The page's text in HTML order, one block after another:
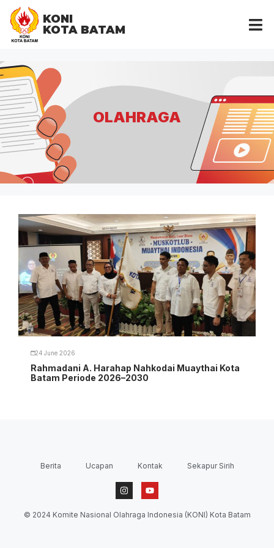
KONI
KOTA BATAM
OLAHRAGA
24 June 2026
Rahmadani A. Harahap Nahkodai Muaythai Kota
Batam Periode 2026–2030
Berita Ucapan Kontak Sekapur Sirih
© 2024 Komite Nasional Olahraga Indonesia (KONI) Kota Batam